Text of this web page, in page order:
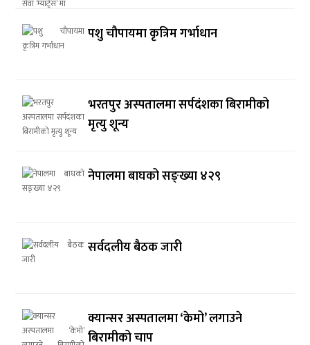
पशु चौपायमा कृत्रिम गर्भाधान
भरतपुर अस्पतालमा सर्पदंशका बिरामीको
मृत्यु शून्य
नेपालमा बाघको सङ्ख्या ४२९
सर्वदलीय बैठक जारी
क्यान्सर अस्पतालमा ‘केमो’ लगाउने
बिरामीको चाप